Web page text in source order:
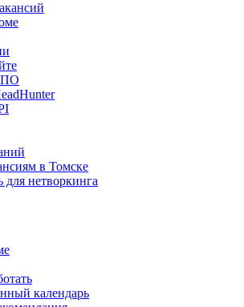
ПО
в Томске
для нетворкинга
календарь